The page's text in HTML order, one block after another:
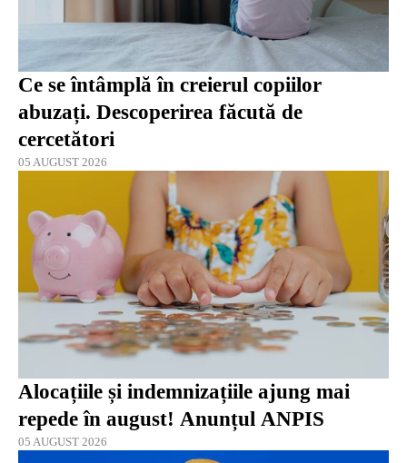
Ce se întâmplă în creierul copiilor
abuzați. Descoperirea făcută de
cercetători
05 AUGUST 2026
Alocațiile și indemnizațiile ajung mai
repede în august! Anunțul ANPIS
05 AUGUST 2026